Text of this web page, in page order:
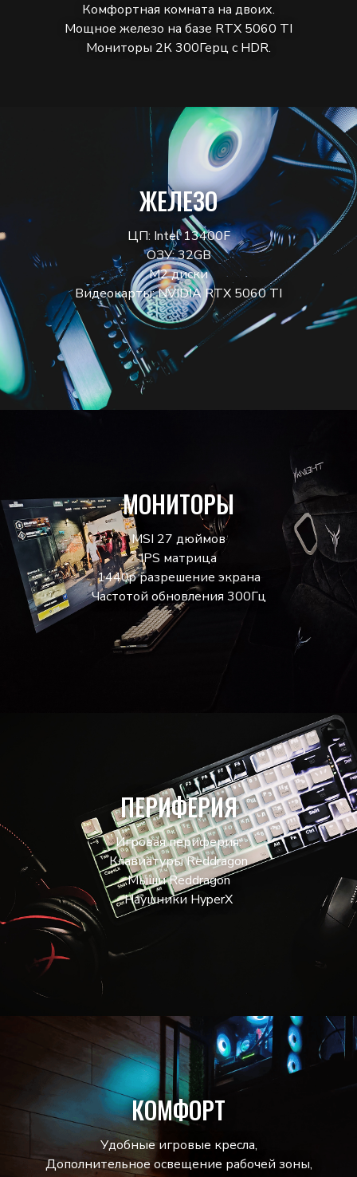
Комфортная комната на двоих.
Мощное железо на базе RTX 5060 TI
Мониторы 2К 300Герц с HDR.
ЖЕЛЕЗО
ЦП: Intel 13400F
ОЗУ: 32GB
M2 диски
Видеокарты: NVIDIA RTX 5060 TI
МОНИТОРЫ
MSI 27 дюймов
IPS матрица
1440p разрешение экрана
Частотой обновления 300Гц
ПЕРИФЕРИЯ
Игровая периферия:
Клавиатуры Reddragon
Мыши Reddragon
Наушники HyperX
КОМФОРТ
Удобные игровые кресла,
Дополнительное освещение рабочей зоны,